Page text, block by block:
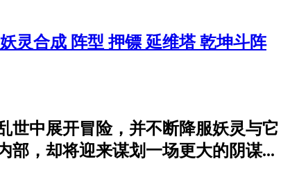
妖灵合成 阵型押镖 延维塔乾坤斗阵
世中展开冒险，并不断降服妖灵与它
部，却将迎来谋划一场更大的阴谋...